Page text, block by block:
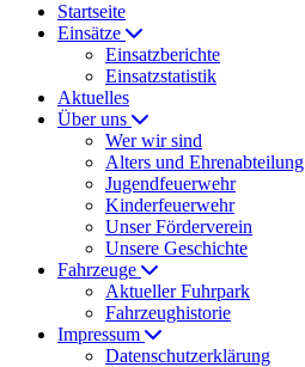
Startseite
Einsätze
Einsatzberichte
Einsatzstatistik
Aktuelles
Über uns
Wer wir sind
Alters und Ehrenabteilung
Jugendfeuerwehr
Kinderfeuerwehr
Unser Förderverein
Unsere Geschichte
Fahrzeuge
Aktueller Fuhrpark
Fahrzeughistorie
Impressum
Datenschutzerklärung